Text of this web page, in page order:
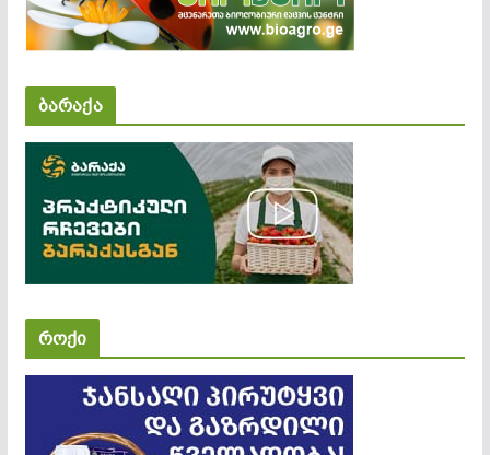
ბარაქა
როქი